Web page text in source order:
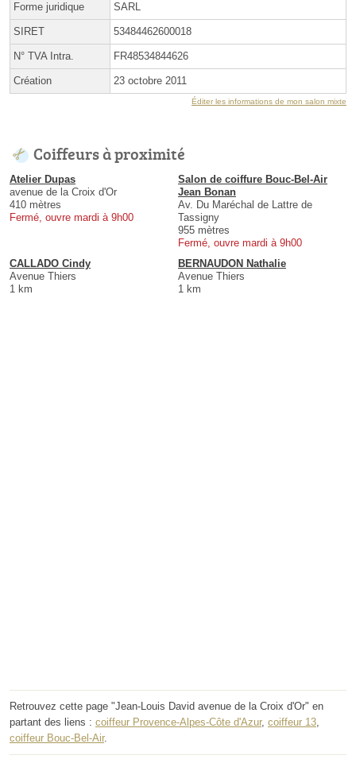
Forme juridique SARL
SIRET 53484462600018
N° TVA Intra. FR48534844626
Création 23 octobre 2011
Éditer les informations de mon salon mixte
Coiffeurs à proximité
Atelier Dupas
avenue de la Croix d'Or
410 mètres
Fermé, ouvre mardi à 9h00
Salon de coiffure Bouc-Bel-Air
Jean Bonan
Av. Du Maréchal de Lattre de
Tassigny
955 mètres
Fermé, ouvre mardi à 9h00
CALLADO Cindy
Avenue Thiers
1 km
BERNAUDON Nathalie
Avenue Thiers
1 km
Retrouvez cette page "Jean-Louis David avenue de la Croix d'Or" en
partant des liens : coiffeur Provence-Alpes-Côte d'Azur, coiffeur 13,
coiffeur Bouc-Bel-Air.